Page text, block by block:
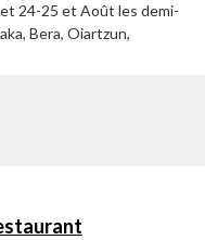
24-25 et Août les demi-
Bera, Oiartzun,